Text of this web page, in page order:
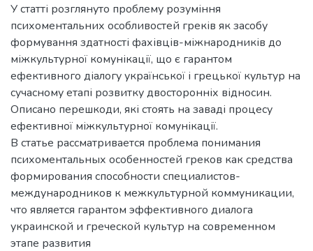
У статті розглянуто проблему розуміння
психоментальних особливостей греків як засобу
формування здатності фахівців-міжнародників до
міжкультурної комунікації, що є гарантом
ефективного діалогу української і грецької культур на
сучасному етапі розвитку двосторонніх відносин.
Описано перешкоди, які стоять на заваді процесу
ефективної міжкультурної комунікації.
В статье рассматривается проблема понимания
психоментальных особенностей греков как средства
формирования способности специалистов-
международников к межкультурной коммуникации,
что является гарантом эффективного диалога
украинской и греческой культур на современном
этапе развития